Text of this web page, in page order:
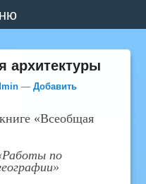
архитектуры
—Добавить
«Всеобщая
по